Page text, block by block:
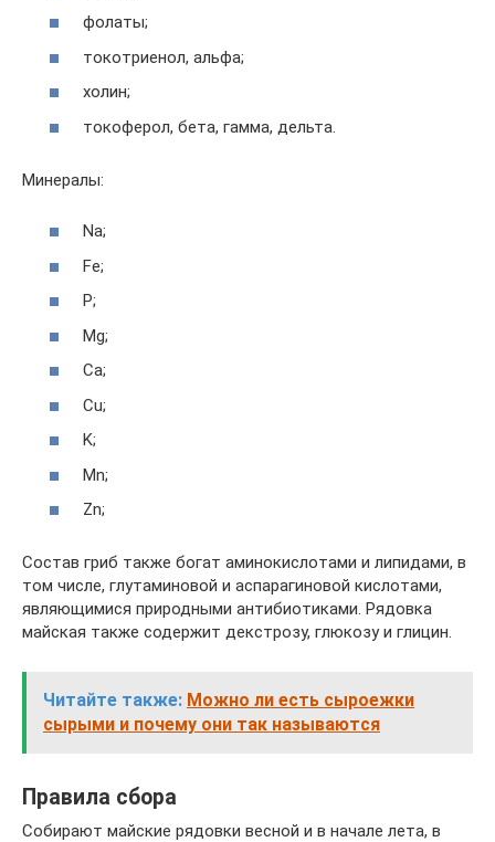
фолаты;
токотриенол, альфа;
холин;
токоферол, бета, гамма, дельта.
Минералы:
Na;
Fe;
P;
Mg;
Ca;
Cu;
K;
Mn;
Zn;
Состав гриб также богат аминокислотами и липидами, в
том числе, глутаминовой и аспарагиновой кислотами,
являющимися природными антибиотиками. Рядовка
майская также содержит декстрозу, глюкозу и глицин.
Читайте также: Можно ли есть сыроежки
сырыми и почему они так называются
Правила сбора
Собирают майские рядовки весной и в начале лета, в